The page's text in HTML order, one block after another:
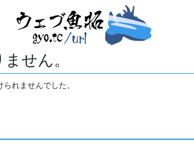
せん。
れませんでした。